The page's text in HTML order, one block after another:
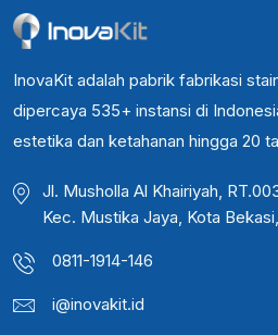
InovaKit adalah pabrik fabrikasi
dipercaya 535+ instansi di
estetika dan ketahanan hingga 20
Jl. Musholla Al Khairiyah,
Kec. Mustika Jaya, Kota
0811-1914-146
i@inovakit.id